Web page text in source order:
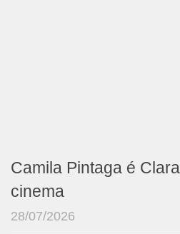
Camila Pintaga é
cinema
28/07/2026